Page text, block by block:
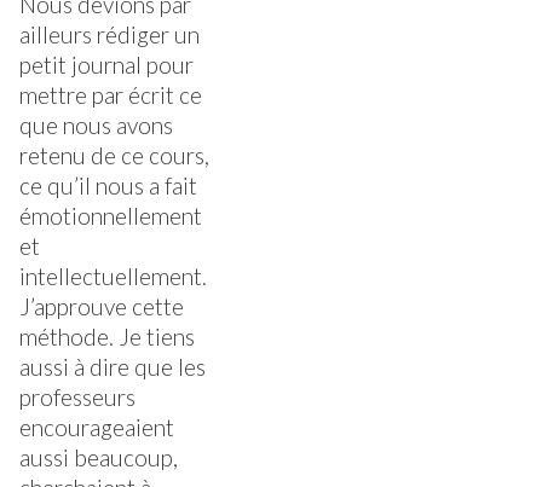
ailleurs rédiger un
petit journal pour
mettre par écrit ce
que nous avons
retenu de ce cours,
ce qu’il nous a fait
émotionnellement
et
intellectuellement.
J’approuve cette
méthode. Je tiens
aussi à dire que les
professeurs
encourageaient
aussi beaucoup,